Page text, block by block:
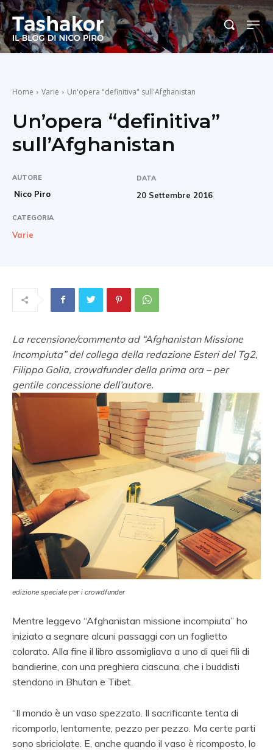
Home Varie Un'opera "definitiva" sull'Afghanistan
Un’opera “definitiva”
sull’Afghanistan
AUTORE
Nico Piro
DATA
20 Settembre 2016
CATEGORIA
Varie
La recensione/commento ad “Afghanistan Missione
Incompiuta” del collega della redazione Esteri del Tg2,
Filippo Golia, crowdfunder della prima ora – per
gentile concessione dell’autore.
edizione speciale per i crowdfunder
Mentre leggevo “Afghanistan missione incompiuta” ho
iniziato a segnare alcuni passaggi con un foglietto
colorato. Alla fine il libro assomigliava a uno di quei fili di
bandierine, con una preghiera ciascuna, che i buddisti
stendono in Bhutan e Tibet.
“Il mondo è un vaso spezzato. Il sacrificante tenta di
ricomporlo, lentamente, pezzo per pezzo. Ma certe parti
sono sbriciolate. E, anche quando il vaso è ricomposto, lo